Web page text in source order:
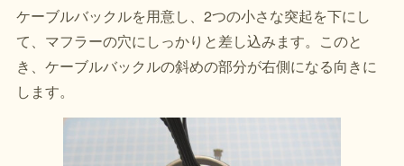
ケーブルバックルを用意し、2つの小さな突起を下にし
て、マフラーの穴にしっかりと差し込みます。このと
き、ケーブルバックルの斜めの部分が右側になる向きに
します。